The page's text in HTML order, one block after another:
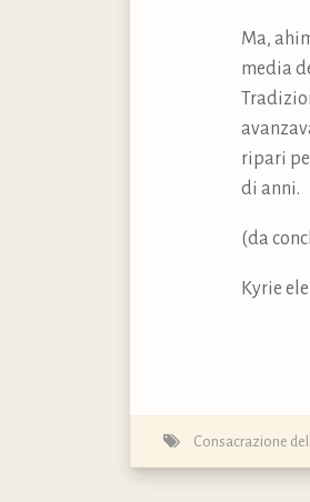
Ma,
media
ripari
di anni.
(da
Kyrie
Consacrazione